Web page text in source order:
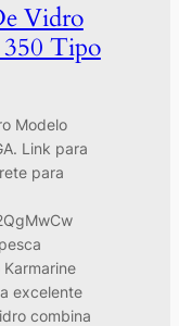
Vidro
Tipo
Modelo
Link para
para
excelente
combina